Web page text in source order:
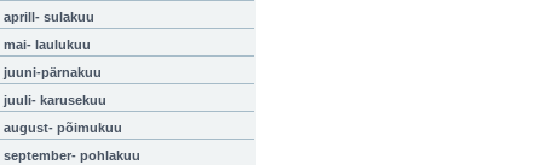
aprill- sulakuu
mai- laulukuu
juuni-pärnakuu
juuli- karusekuu
august- põimukuu
september- pohlakuu